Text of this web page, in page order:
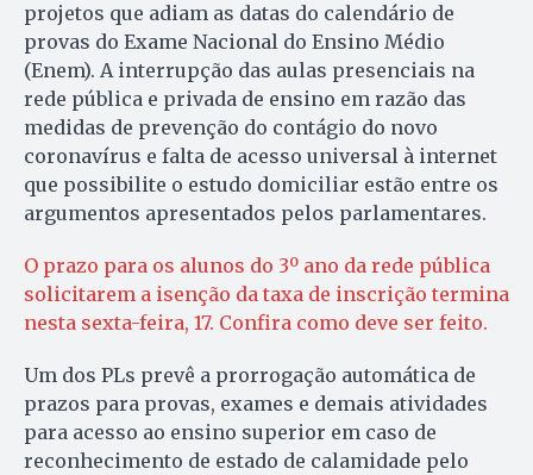
projetos que adiam as datas do calendário de
provas do Exame Nacional do Ensino Médio
(Enem). A interrupção das aulas presenciais na
rede pública e privada de ensino em razão das
medidas de prevenção do contágio do novo
coronavírus e falta de acesso universal à internet
que possibilite o estudo domiciliar estão entre os
argumentos apresentados pelos parlamentares.
O prazo para os alunos do 3º ano da rede pública
solicitarem a isenção da taxa de inscrição termina
nesta sexta-feira, 17. Confira como deve ser feito.
Um dos PLs prevê a prorrogação automática de
prazos para provas, exames e demais atividades
para acesso ao ensino superior em caso de
reconhecimento de estado de calamidade pelo